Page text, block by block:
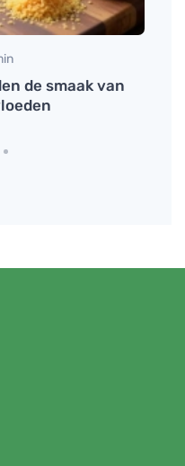
de smaak van